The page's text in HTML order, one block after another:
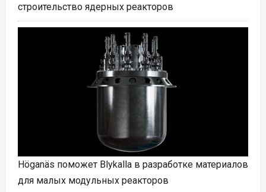
строительство ядерных реакторов
Höganäs поможет Blykalla в разработке материалов
для малых модульных реакторов